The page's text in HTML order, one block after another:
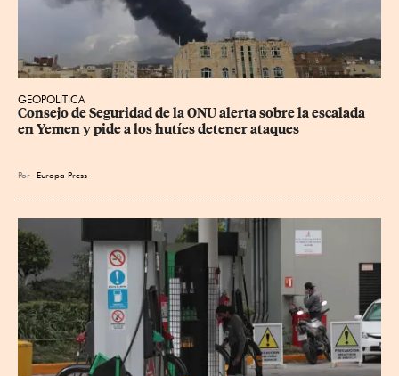
GEOPOLÍTICA
Consejo de Seguridad de la ONU alerta sobre la escalada
en Yemen y pide a los hutíes detener ataques
Por Europa Press